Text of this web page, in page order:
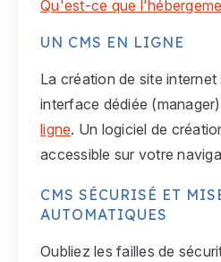
Qu'est-ce que
UN CMS EN LIGNE
La création de site
interface dédiée
ligne. Un logiciel de
accessible sur votre
CMS SÉCURISÉ ET
AUTOMATIQUES
Oubliez les failles de